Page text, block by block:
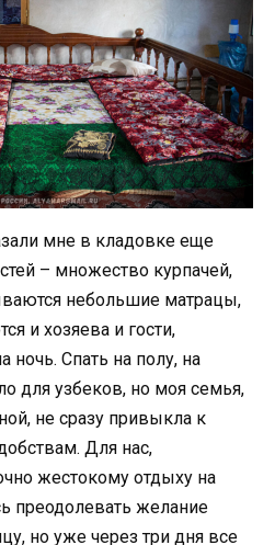
мне в кладовке еще
– множество курпачей,
небольшие матрацы,
и хозяева и гости,
ночь. Спать на полу, на
для узбеков, но моя семья,
не сразу привыкла к
Для нас,
жестокому отдыху на
преодолевать желание
но уже через три дня все